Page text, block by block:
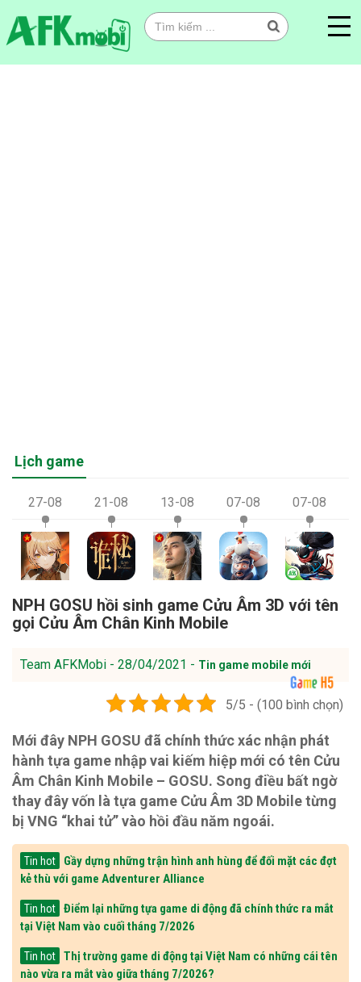
Lịch game
27-08 21-08 13-08 07-08 07-08
NPH GOSU hồi sinh game Cửu Âm 3D với tên
gọi Cửu Âm Chân Kinh Mobile
Team AFKMobi - 28/04/2021 - Tin game mobile mới
5/5 - (100 bình chọn)
Mới đây NPH GOSU đã chính thức xác nhận phát
hành tựa game nhập vai kiếm hiệp mới có tên Cửu
Âm Chân Kinh Mobile – GOSU. Song điều bất ngờ
thay đây vốn là tựa game Cửu Âm 3D Mobile từng
bị VNG “khai tử” vào hồi đầu năm ngoái.
Tin hot
Gầy dựng những trận hình anh hùng để đối mặt các đợt
kẻ thù với game Adventurer Alliance
Tin hot
Điểm lại những tựa game di động đã chính thức ra mắt
tại Việt Nam vào cuối tháng 7/2026
Tin hot
Thị trường game di động tại Việt Nam có những cái tên
nào vừa ra mắt vào giữa tháng 7/2026?